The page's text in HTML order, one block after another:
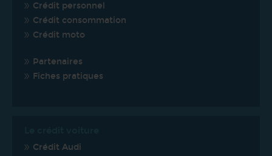
Crédit personnel
Crédit consommation
Crédit moto
Partenaires
Fiches pratiques
Crédit Audi